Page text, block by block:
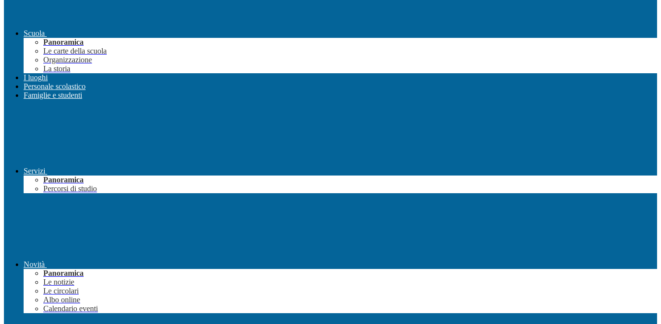
Scuola
Panoramica
Le carte della scuola
Organizzazione
La storia
I luoghi
Personale scolastico
Famiglie e studenti
Servizi
Panoramica
Percorsi di studio
Novità
Panoramica
Le notizie
Le circolari
Albo online
Calendario eventi